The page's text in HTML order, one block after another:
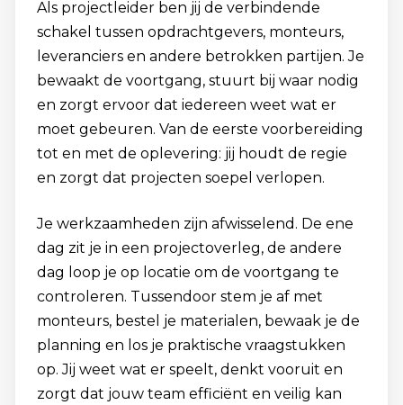
Als projectleider ben jij de verbindende
schakel tussen opdrachtgevers, monteurs,
leveranciers en andere betrokken partijen. Je
bewaakt de voortgang, stuurt bij waar nodig
en zorgt ervoor dat iedereen weet wat er
moet gebeuren. Van de eerste voorbereiding
tot en met de oplevering: jij houdt de regie
en zorgt dat projecten soepel verlopen.
Je werkzaamheden zijn afwisselend. De ene
dag zit je in een projectoverleg, de andere
dag loop je op locatie om de voortgang te
controleren. Tussendoor stem je af met
monteurs, bestel je materialen, bewaak je de
planning en los je praktische vraagstukken
op. Jij weet wat er speelt, denkt vooruit en
zorgt dat jouw team efficiënt en veilig kan